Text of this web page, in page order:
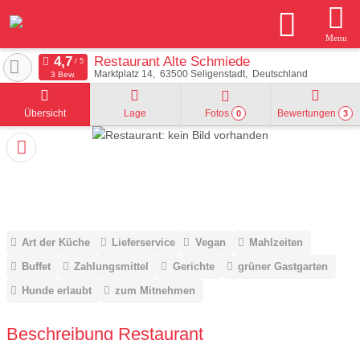
Menu
Restaurant Alte Schmiede
Marktplatz 14 63500 Seligenstadt Deutschland
3 Bew.
Übersicht Lage Fotos 0 Bewertungen 3
Art der Küche Lieferservice Vegan
Mahlzeiten
Buffet
Zahlungsmittel Gerichte
grüner Gastgarten
Hunde erlaubt
zum Mitnehmen
Beschreibung Restaurant